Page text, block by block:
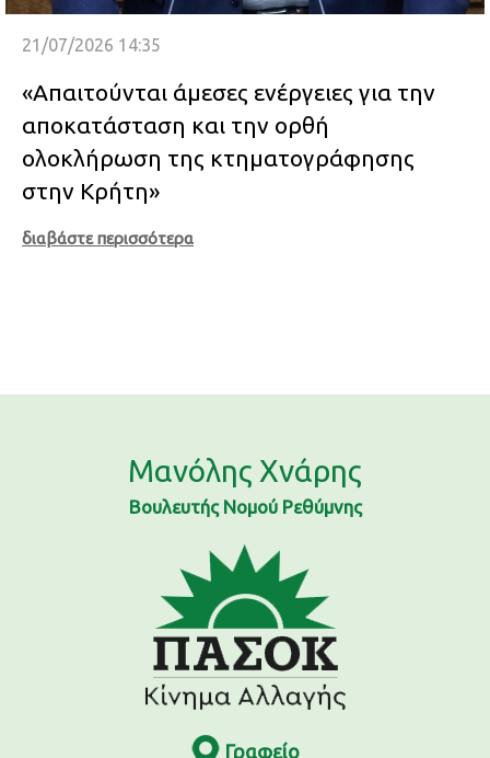
21/07/2026 14:35
«Απαιτούνται άμεσες ενέργειες για την
αποκατάσταση και την ορθή
ολοκλήρωση της κτηματογράφησης
στην Κρήτη»
διαβάστε περισσότερα
Μανόλης Χνάρης
Βουλευτής Νομού Ρεθύμνης
Γραφείο